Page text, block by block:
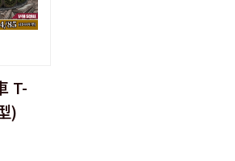
T-
)